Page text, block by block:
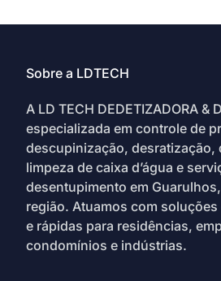
Sobre a LDTECH
A LD TECH DEDETIZADORA &
especializada em controle de
descupinização, desratização,
limpeza de caixa d’água e
desentupimento em
região. Atuamos com
e rápidas para residências,
condomínios e indústrias.